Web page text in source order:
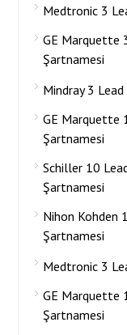
Medtronic 3
GE Marquette
Şartnamesi
Mindray 3
GE Marquette
Şartnamesi
Schiller 10
Şartnamesi
Nihon Kohden
Şartnamesi
Medtronic 3
GE Marquette
Şartnamesi